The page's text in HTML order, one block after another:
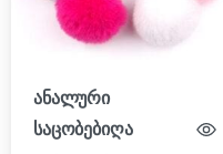
ანალური
საცობებიღა